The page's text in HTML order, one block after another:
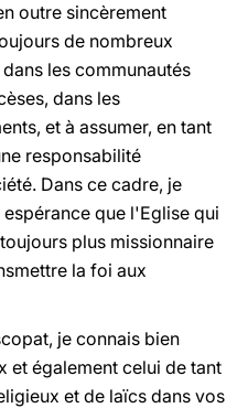
outre sincèrement
de nombreux
les communautés
dans les
et à assumer, en tant
responsabilité
Dans ce cadre, je
que l'Eglise qui
plus missionnaire
la foi aux
je connais bien
et également celui de tant
et de laïcs dans vos